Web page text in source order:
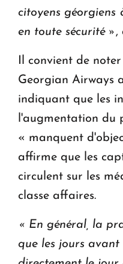
citoyens
en toute sécurité » ,
Il convient de
Georgian Airways
indiquant que les
l'augmentation du
« manquent
affirme que les
circulent sur les
classe affaires.
« En général, la
que les jours